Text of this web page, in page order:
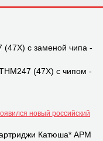
(47X) с заменой чипа -
(47X) с чипом -
новый российский
Катюша* APM